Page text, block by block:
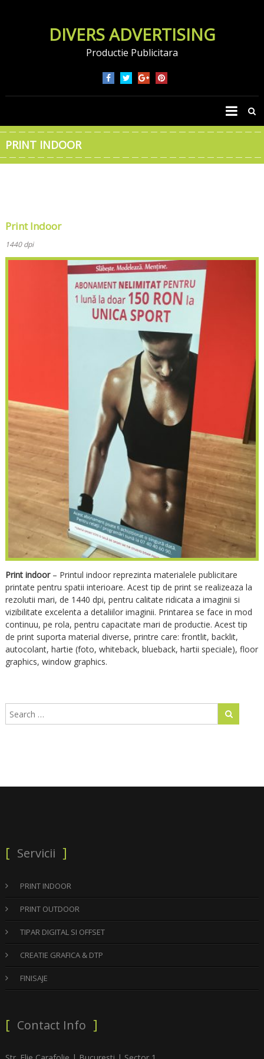
DIVERS ADVERTISING
Productie Publicitara
PRINT INDOOR
Print Indoor
1440 dpi
Print indoor– Printul indoor reprezinta materialele publicitare
printate pentru spatii interioare. Acest tip de print se realizeaza la
rezolutii mari, de 1440 dpi, pentru calitate ridicata a imaginii si
vizibilitate excelenta a detaliilor imaginii. Printarea se face in mod
continuu, pe rola, pentru capacitate mari de productie. Acest tip
de print suporta material diverse, printre care: frontlit, backlit,
autocolant, hartie (foto, whiteback, blueback, hartii speciale), floor
graphics, window graphics.
Servicii
PRINT INDOOR
PRINT OUTDOOR
TIPAR DIGITAL SI OFFSET
CREATIE GRAFICA & DTP
FINISAJE
Contact Info